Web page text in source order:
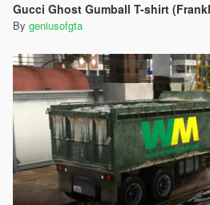
Gucci Ghost Gumball T-shirt
By geniusofgta